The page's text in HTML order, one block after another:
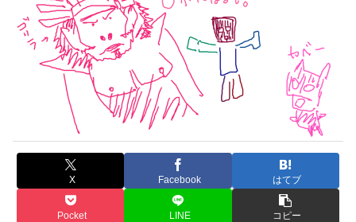
X Facebook はてブ
Pocket LINE コピー